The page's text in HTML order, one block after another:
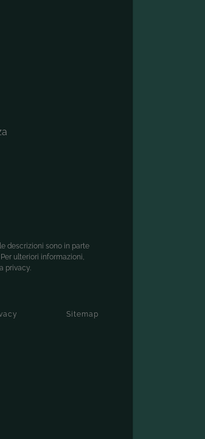
descrizioni sono in parte
ulteriori informazioni,
privacy.
Sitemap